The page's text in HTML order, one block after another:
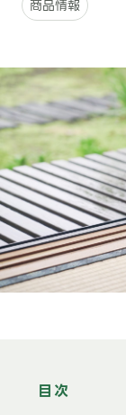
商品情報
目次